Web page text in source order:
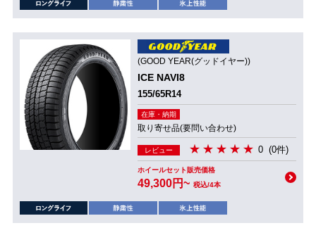
(GOOD YEAR(グッドイヤー))
ICE NAVI8
155/65R14
在庫・納期
取り寄せ品(要問い合わせ)
レビュー 0 (0件)
ホイールセット販売価格
49,300円~ 税込/4本